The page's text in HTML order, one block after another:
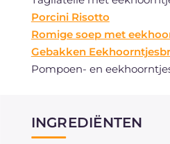
Porcini Risotto
Romige soep met
Gebakken
Pompoen- en
INGREDIËNTEN